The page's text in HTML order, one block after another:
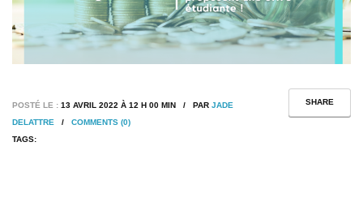
SHARE
POSTÉ LE : 13 AVRIL 2022 À 12 H 00 MIN / PAR JADE
DELATTRE / COMMENTS (0)
TAGS: